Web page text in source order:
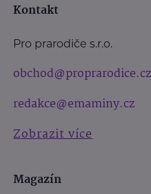
Kontakt
Pro prarodiče s.r.o.
obchod@proprarodice.cz
redakce@emaminy.cz
Zobrazit více
Magazín